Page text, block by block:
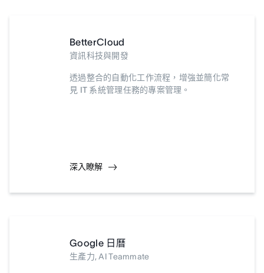
BetterCloud
資訊科技與開發
透過整合的自動化工作流程，增強並簡化常
見 IT 系統管理任務的專案管理。
深入瞭解
Google 日曆
生產力, AI Teammate